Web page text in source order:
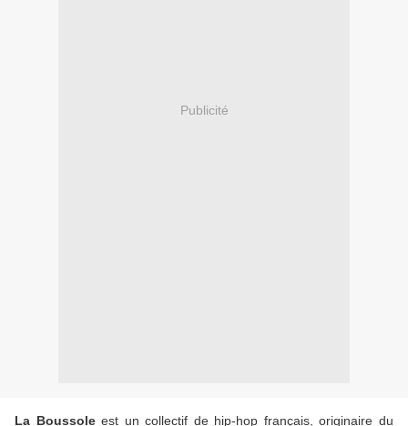
Publicité
La Boussoleest un collectif de hip-hop français, originaire du